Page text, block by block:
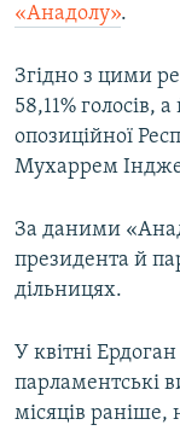
ДОЛУЧАЙСЯ!
Усі сайти RFE/
«Анадолу».
Згідно з цими
58,11% голосів,
опозиційної
Мухаррем Індже
За даними
президента й
дільницях.
У квітні Ердоган
парламентські
місяців раніше,